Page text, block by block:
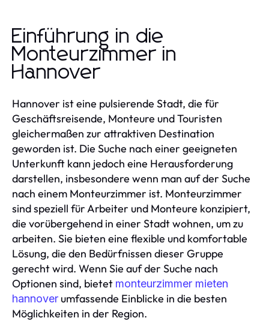
Einführung in die
Monteurzimmer in
Hannover
Hannover ist eine pulsierende Stadt, die für
Geschäftsreisende, Monteure und Touristen
gleichermaßen zur attraktiven Destination
geworden ist. Die Suche nach einer geeigneten
Unterkunft kann jedoch eine Herausforderung
darstellen, insbesondere wenn man auf der Suche
nach einem Monteurzimmer ist. Monteurzimmer
sind speziell für Arbeiter und Monteure konzipiert,
die vorübergehend in einer Stadt wohnen, um zu
arbeiten. Sie bieten eine flexible und komfortable
Lösung, die den Bedürfnissen dieser Gruppe
gerecht wird. Wenn Sie auf der Suche nach
Optionen sind, bietet monteurzimmer mieten
hannover umfassende Einblicke in die besten
Möglichkeiten in der Region.